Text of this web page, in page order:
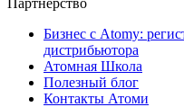
Бизнес с Atomy:
дистрибьютора
Атомная Школа
Полезный блог
Контакты Атоми